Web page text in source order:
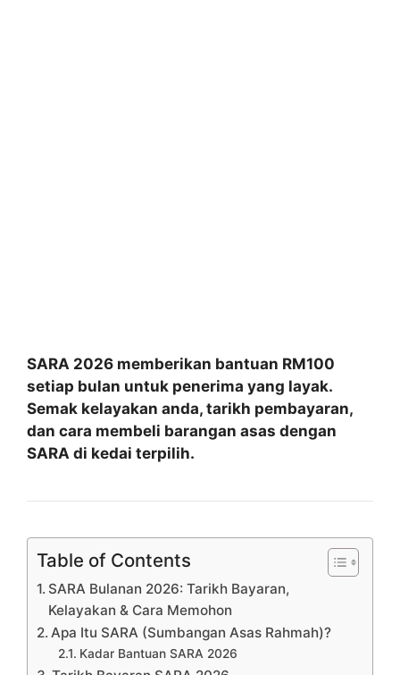
SARA 2026 memberikan bantuan RM100
setiap bulan untuk penerima yang layak.
Semak kelayakan anda, tarikh pembayaran,
dan cara membeli barangan asas dengan
SARA di kedai terpilih.
Table of Contents
SARA Bulanan 2026: Tarikh Bayaran,
Kelayakan & Cara Memohon
Apa Itu SARA (Sumbangan Asas Rahmah)?
Kadar Bantuan SARA 2026